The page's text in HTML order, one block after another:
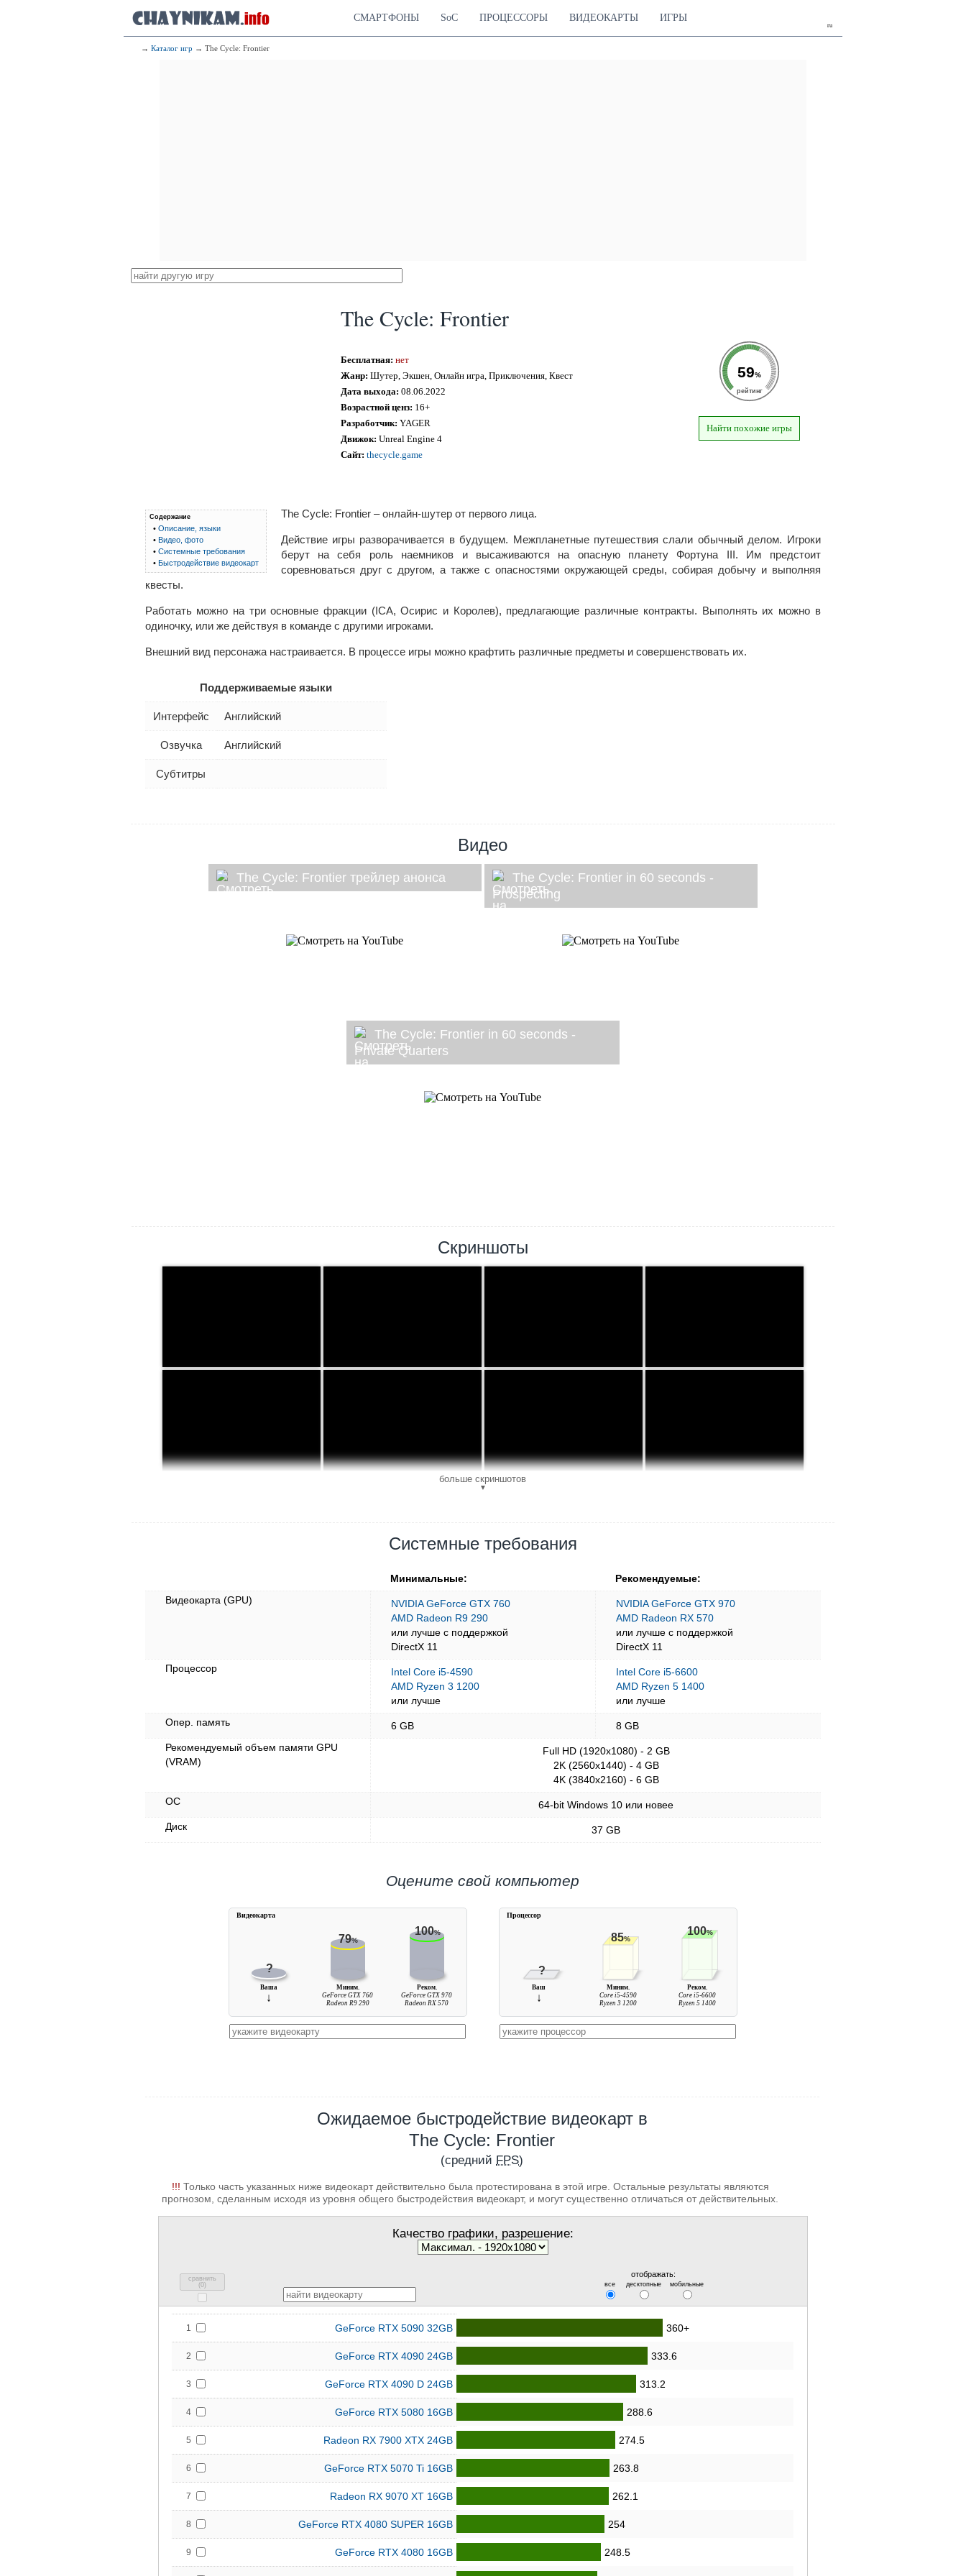
ru
СМАРТФОНЫ SoC ПРОЦЕССОРЫ ВИДЕОКАРТЫ ИГРЫ
→ Каталог игр → The Cycle: Frontier
The Cycle: Frontier
59%
рейтинг
Найти похожие игры
Бесплатная: нет
Жанр: Шутер, Экшен, Онлайн игра, Приключения, Квест
Дата выхода: 08.06.2022
Возрастной ценз: 16+
Разработчик: YAGER
Движок: Unreal Engine 4
Сайт: thecycle.game
Содержание
• Описание, языки
• Видео, фото
• Системные требования
• Быстродействие видеокарт
The Cycle: Frontier – онлайн-шутер от первого лица.
Действие игры разворачивается в будущем. Межпланетные путешествия слали обычный делом. Игроки
берут на себя роль наемников и высаживаются на опасную планету Фортуна III. Им предстоит
соревноваться друг с другом, а также с опасностями окружающей среды, собирая добычу и выполняя
квесты.
Работать можно на три основные фракции (ICA, Осирис и Королев), предлагающие различные контракты. Выполнять их можно в
одиночку, или же действуя в команде с другими игроками.
Внешний вид персонажа настраивается. В процессе игры можно крафтить различные предметы и совершенствовать их.
Поддерживаемые языки
Интерфейс Английский
Озвучка Английский
Субтитры
Видео
The Cycle: Frontier трейлер анонса
The Cycle: Frontier in 60 seconds -
Prospecting
The Cycle: Frontier in 60 seconds -
Private Quarters
Скриншоты
больше скриншотов
▼
Системные требования
Минимальные:
Рекомендуемые:
Видеокарта (GPU)
NVIDIA GeForce GTX 760
AMD Radeon R9 290
или лучше с поддержкой
DirectX 11
NVIDIA GeForce GTX 970
AMD Radeon RX 570
или лучше с поддержкой
DirectX 11
Процессор
Intel Core i5-4590
AMD Ryzen 3 1200
или лучше
Intel Core i5-6600
AMD Ryzen 5 1400
или лучше
Опер. память
6 GB
8 GB
Рекомендуемый объем памяти GPU
(VRAM)
Full HD (1920x1080) - 2 GB
2K (2560x1440) - 4 GB
4K (3840x2160) - 6 GB
ОС
64-bit Windows 10 или новее
Диск
37 GB
Оцените свой компьютер
?
79%
100%
Ваша
↓
Миним.
GeForce GTX 760
Radeon R9 290
Реком.
GeForce GTX 970
Radeon RX 570
Видеокарта
?
85%
100%
Ваш
↓
Миним.
Core i5-4590
Ryzen 3 1200
Реком.
Core i5-6600
Ryzen 5 1400
Процессор
Ожидаемое быстродействие видеокарт в
The Cycle: Frontier
(средний FPS)
!!! Только часть указанных ниже видеокарт действительно была протестирована в этой игре. Остальные результаты являются
прогнозом, сделанным исходя из уровня общего быстродействия видеокарт, и могут существенно отличаться от действительных.
Качество графики, разрешение:
сравнить
(0)
отображать:
все десктопные мобильные
1 GeForce RTX 5090 32GB 360+
2 GeForce RTX 4090 24GB 333.6
3 GeForce RTX 4090 D 24GB 313.2
4 GeForce RTX 5080 16GB 288.6
5 Radeon RX 7900 XTX 24GB 274.5
6 GeForce RTX 5070 Ti 16GB 263.8
7 Radeon RX 9070 XT 16GB 262.1
8 GeForce RTX 4080 SUPER 16GB 254
9 GeForce RTX 4080 16GB 248.5